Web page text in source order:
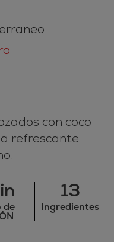
con coco
refrescante
de
13
Ingredientes